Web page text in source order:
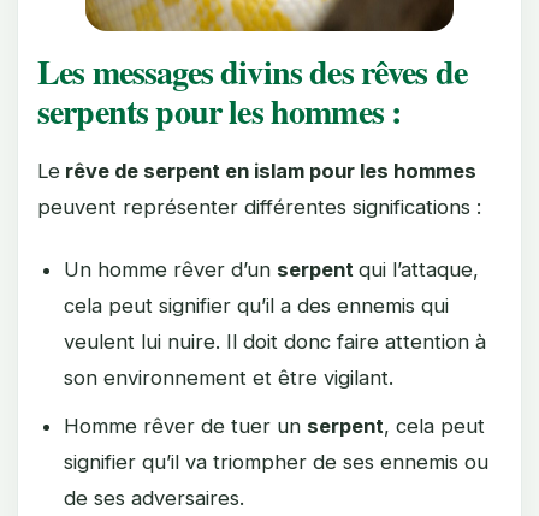
Les messages divins des rêves de
serpents pour les hommes :
Le rêve de serpent en islam pour les hommes
peuvent représenter différentes significations :
Un homme rêver d’un serpent qui l’attaque,
cela peut signifier qu’il a des ennemis qui
veulent lui nuire. Il doit donc faire attention à
son environnement et être vigilant.
Homme rêver de tuer un serpent, cela peut
signifier qu’il va triompher de ses ennemis ou
de ses adversaires.